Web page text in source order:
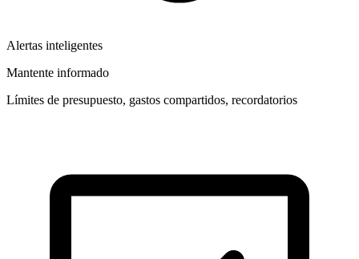
Alertas inteligentes
Mantente informado
Límites de presupuesto, gastos compartidos, recordatorios